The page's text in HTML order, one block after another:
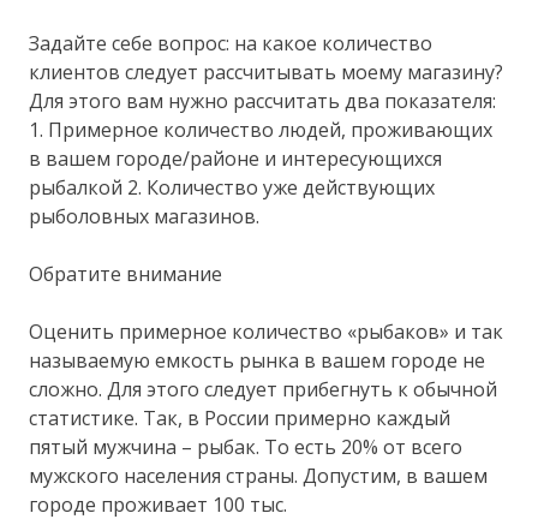
Задайте себе вопрос: на какое количество
клиентов следует рассчитывать моему магазину?
Для этого вам нужно рассчитать два показателя:
1. Примерное количество людей, проживающих
в вашем городе/районе и интересующихся
рыбалкой 2. Количество уже действующих
рыболовных магазинов.
Обратите внимание
Оценить примерное количество «рыбаков» и так
называемую емкость рынка в вашем городе не
сложно. Для этого следует прибегнуть к обычной
статистике. Так, в России примерно каждый
пятый мужчина – рыбак. То есть 20% от всего
мужского населения страны. Допустим, в вашем
городе проживает 100 тыс.